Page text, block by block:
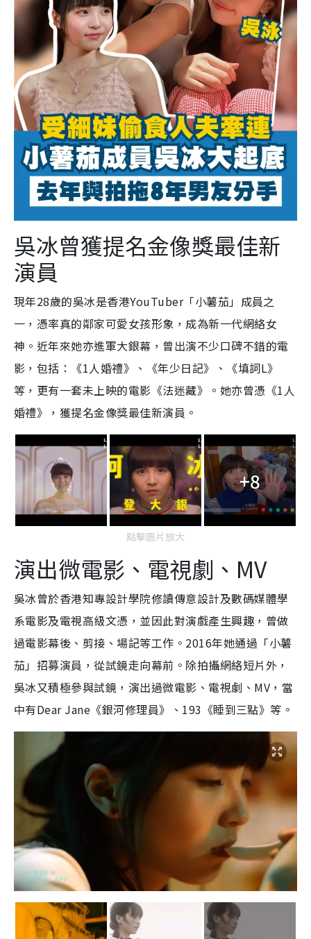
吳冰曾獲提名金像獎最佳新
演員
現年28歲的吳冰是香港YouTuber「小薯茄」成員之
一，憑率真的鄰家可愛女孩形象，成為新一代網絡女
神。近年來她亦進軍大銀幕，曾出演不少口碑不錯的電
影，包括：《1人婚禮》、《年少日記》、《填詞L》
等，更有一套未上映的電影《法迷藏》。她亦曾憑《1人
婚禮》，獲提名金像獎最佳新演員。
+8
點擊圖片放大
演出微電影、電視劇、MV
吳冰曾於香港知專設計學院修讀傳意設計及數碼媒體學
系電影及電視高級文憑，並因此對演戲產生興趣，曾做
過電影幕後、剪接、場記等工作。2016年她通過「小薯
茄」招募演員，從試鏡走向幕前。除拍攝網絡短片外，
吳冰又積極參與試鏡，演出過微電影、電視劇、MV，當
中有Dear Jane《銀河修理員》、193《睡到三點》等。